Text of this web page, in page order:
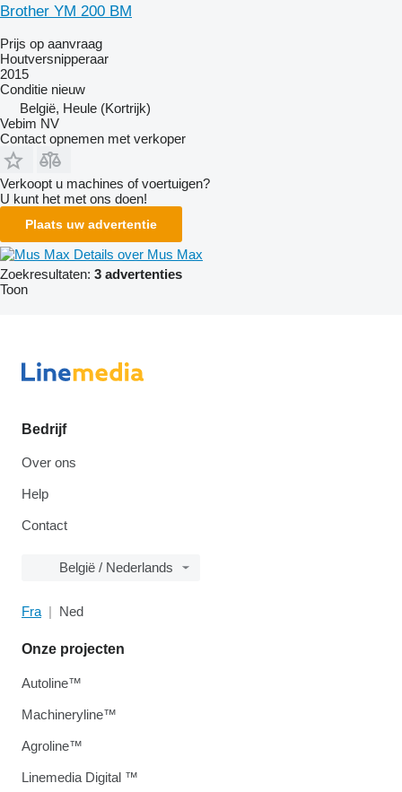
Brother YM 200 BM
Prijs op aanvraag
Houtversnipperaar
2015
Conditie nieuw
België, Heule (Kortrijk)
Vebim NV
Contact opnemen met verkoper
Verkoopt u machines of voertuigen?
U kunt het met ons doen!
Plaats uw advertentie
Details over Mus Max
Zoekresultaten: 3 advertenties
Toon
Bedrijf
Over ons
Help
Contact
België / Nederlands
Fra Ned
Onze projecten
Autoline™
Machineryline™
Agroline™
Linemedia Digital ™